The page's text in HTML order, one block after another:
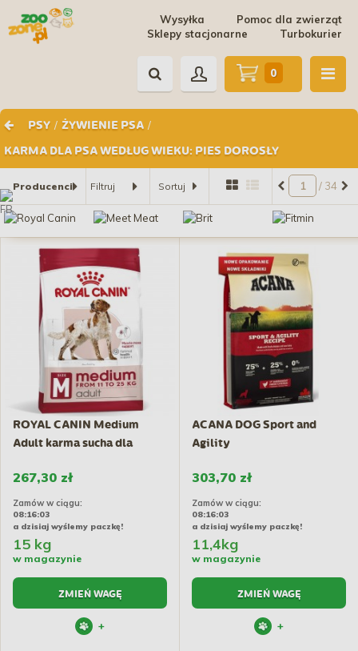
Pomoc dla zwierząt
Wysyłka
Turbokurier
Sklepy stacjonarne
PSY / ŻYWIENIE PSA /
KARMA DLA PSA WEDŁUG WIEKU: PIES DOROSŁY
0
/ 34
ROYAL CANIN Medium
Adult karma sucha dla
267,30 zł
Zamów w ciągu:
08:16:02
a dzisiaj wyślemy paczkę!
15 kg
w magazynie
ZMIEŃ WAGĘ
+
ACANA DOG Sport and
Agility
303,70 zł
Zamów w ciągu:
08:16:02
a dzisiaj wyślemy paczkę!
11,4kg
w magazynie
ZMIEŃ WAGĘ
+